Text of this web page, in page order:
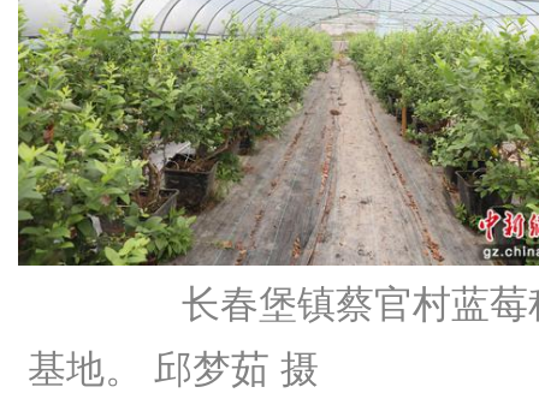
长春堡镇蔡官村蓝莓
基地。 邱梦茹 摄